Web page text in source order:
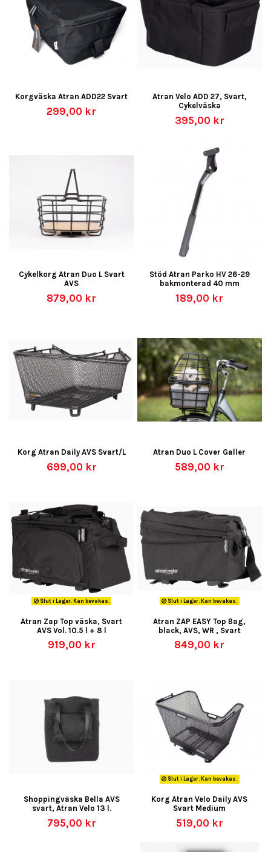
Korgväska Atran ADD22 Svart
299,00 kr
Atran Velo ADD 27, Svart,
Cykelväska
395,00 kr
Cykelkorg Atran Duo L Svart
AVS
879,00 kr
Stöd Atran Parko HV 26-29
bakmonterad 40 mm
189,00 kr
Korg Atran Daily AVS Svart/L
699,00 kr
Atran Duo L Cover Galler
589,00 kr
Slut i Lager. Kan bevakas.
Atran Zap Top väska, Svart
AVS Vol. 10.5 l + 8 l
919,00 kr
Slut i Lager. Kan bevakas.
Atran ZAP EASY Top Bag,
black, AVS, WR , Svart
849,00 kr
Shoppingväska Bella AVS
svart, Atran Velo 13 l.
795,00 kr
Slut i Lager. Kan bevakas.
Korg Atran Velo Daily AVS
Svart Medium
519,00 kr